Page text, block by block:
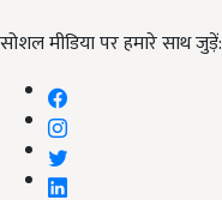
सोशल मीडिया पर हमारे साथ जुड़ें: